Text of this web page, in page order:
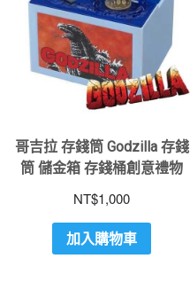
哥吉拉 存錢筒 Godzilla 存錢
筒 儲金箱 存錢桶創意禮物
NT$1,000
加入購物車